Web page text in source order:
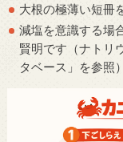
大根の極薄い短冊
減塩を意識する場
賢明です（ナトリ
タベース」を参照